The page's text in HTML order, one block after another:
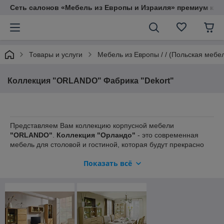
Сеть салонов «Мебель из Европы и Израиля» премиум
Товары и услуги Мебель из Европы / / (Польская
Коллекция "ORLANDO" Фабрика "Dekort"
Представляем Вам коллекцию корпусной мебели
"ORLANDO"
Коллекция "Орландо" - это современная
мебель для столовой и гостиной, которая будут прекрасно
"Современная мебель"- это мебель, при помощи которой
этом Вам поможетколлекция корпусной мебели
"Орландо".
Еще одной важной особенностьюколлекции корпусной
Показать всё